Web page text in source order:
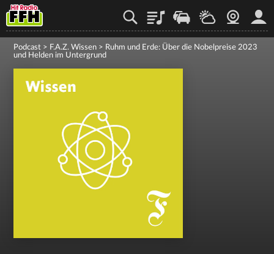
PlaylistStaupilotWetterWebcam
Podcast > F.A.Z. Wissen > Ruhm und Erde: Über die Nobelpreise 2023
und Helden im Untergrund